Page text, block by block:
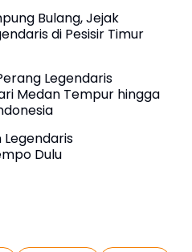
Bulang, Jejak
di Pesisir Timur
Legendaris
Medan Tempur hingga
Legendaris
Dulu